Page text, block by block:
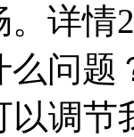
。详
问
以调